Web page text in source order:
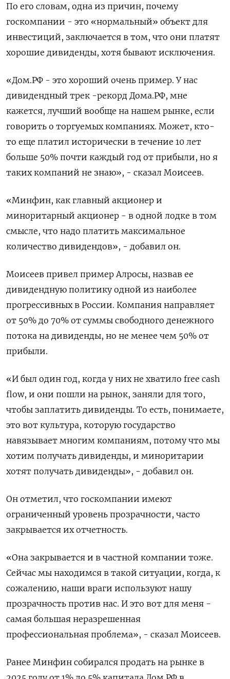
По его словам, одна из причин, почему
госкомпании - это «нормальный» объект для
инвестиций, заключается в том, что они платят
хорошие дивиденды, хотя бывают исключения.
«Дом.РФ - это хороший очень пример. У нас
дивидендный трек -рекорд Дома.РФ, мне
кажется, лучший вообще на нашем рынке, если
говорить о торгуемых компаниях. Может, кто-
то еще платил исторически в течение 10 лет
больше 50% почти каждый год от прибыли, но я
таких компаний не знаю», - сказал Моисеев.
«Минфин, как главный акционер и
миноритарный акционер - в одной лодке в том
смысле, что надо платить максимальное
количество дивидендов», - добавил он.
Моисеев привел пример Алросы, назвав ее
дивидендную политику одной из наиболее
прогрессивных в России. Компания направляет
от 50% до 70% от суммы свободного денежного
потока на дивиденды, но не менее чем 50% от
прибыли.
«И был один год, когда у них не хватило free cash
flow, и они пошли на рынок, заняли для того,
чтобы заплатить дивиденды. То есть, понимаете,
это вот культура, которую государство
навязывает многим компаниям, потому что мы
хотим получать дивиденды, и миноритарии
хотят получать дивиденды», - добавил он.
Он отметил, что госкомпании имеют
ограниченный уровень прозрачности, часто
закрывается их отчетность.
«Она закрывается и в частной компании тоже.
Сейчас мы находимся в такой ситуации, когда, к
сожалению, наши враги используют нашу
прозрачность против нас. И это вот для меня -
самая большая неразрешенная
профессиональная проблема», - сказал Моисеев.
Ранее Минфин собирался продать на рынке в